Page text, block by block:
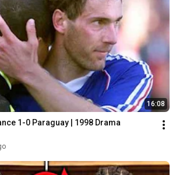
16:08
1-0 Paraguay | 1998 Drama